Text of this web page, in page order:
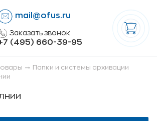
mail@ofus.ru
Заказать звонок
(495) 660-39-95
Папки и системы архивации